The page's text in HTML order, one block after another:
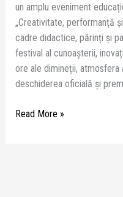
un amplu eveniment
„Creativitate, performanță
cadre didactice, părinți și
festival al cunoașterii,
ore ale dimineții,
deschiderea oficială și
Read More »